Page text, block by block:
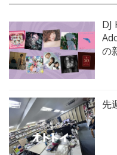
DJ
の
先